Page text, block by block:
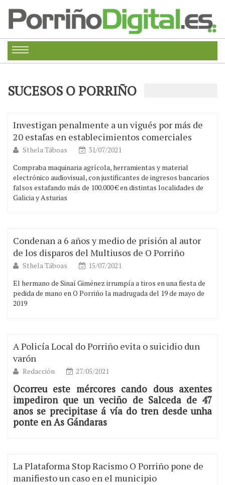
SUCESOS O PORRIÑO
Investigan penalmente a un vigués por más de
20 estafas en establecimientos comerciales
Sthela Táboas
31/07/2021
Compraba maquinaria agrícola, herramientas y material
electrónico audiovisual, con justificantes de ingresos bancarios
falsos estafando más de 100.000 € en distintas localidades de
Galicia y Asturias
Condenan a 6 años y medio de prisión al autor
de los disparos del Multiusos de O Porriño
Sthela Táboas
15/07/2021
El hermano de Sinaí Giménez irrumpía a tiros en una fiesta de
pedida de mano en O Porriño la madrugada del 19 de mayo de
2019
A Policía Local do Porriño evita o suicidio dun
varón
Redacción 27/05/2021
Ocorreu este mércores cando dous axentes
impediron que un veciño de Salceda de 47
anos se precipitase á vía do tren desde unha
ponte en As Gándaras
La Plataforma Stop Racismo O Porriño pone de
manifiesto un caso en el municipio